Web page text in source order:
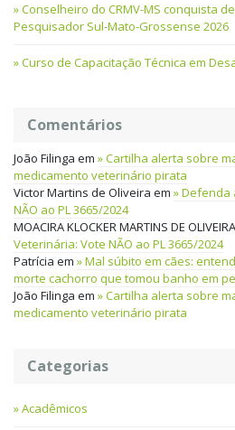
Conselheiro do CRMV-MS conquista
Pesquisador Sul-Mato-Grossense 2026
Curso de Capacitação Técnica em
Comentários
João Filinga em
Cartilha alerta sobre
medicamento veterinário pirata
Victor Martins de Oliveira em
Defenda
NÃO ao PL 3665/2024
MOACIRA KLOCKER MARTINS DE OLIVEIRA
Veterinária: Vote NÃO ao PL 3665/2024
Patrícia em
Mal súbito em cães:
morte cachorro que tomou banho em
João Filinga em
Cartilha alerta sobre
medicamento veterinário pirata
Categorias
Acadêmicos